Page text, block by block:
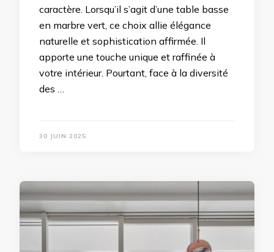
caractère. Lorsqu’il s’agit d’une table basse
en marbre vert, ce choix allie élégance
naturelle et sophistication affirmée. Il
apporte une touche unique et raffinée à
votre intérieur. Pourtant, face à la diversité
des …
30 JUIN 2025